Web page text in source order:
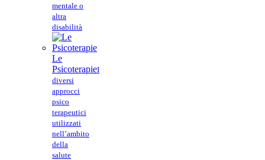
mentale o
altra
disabilità
Le
PsicoterapieI
diversi
approcci
psico
terapeutici
utilizzati
nell’ambito
della
salute